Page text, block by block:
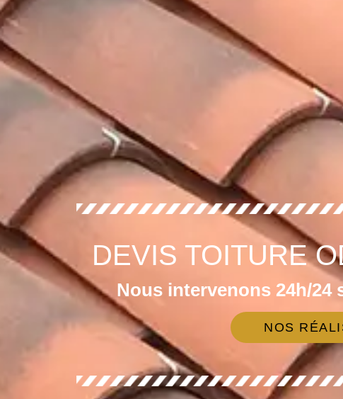
DEVIS TOITURE
Nous intervenons 24h/24
NOS